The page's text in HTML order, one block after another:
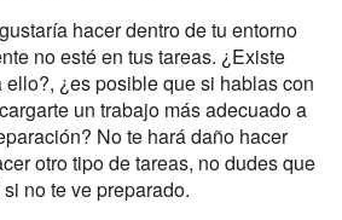
hacer dentro de tu entorno
no esté en tus tareas. ¿Existe
¿es posible que si hablas con
un trabajo más adecuado a
No te hará daño hacer
otro tipo de tareas, no dudes que
no te ve preparado.